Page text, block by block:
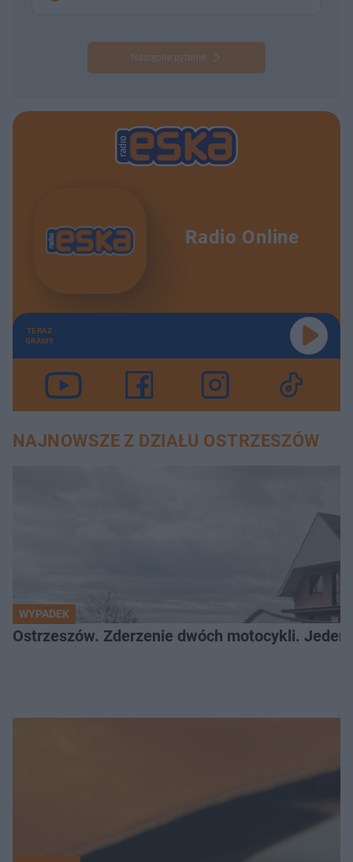
Następne pytanie
Radio Online
TERAZ
GRAMY
NAJNOWSZE Z DZIAŁU OSTRZESZÓW
WYPADEK
Ostrzeszów. Zderzenie dwóch motocykli.